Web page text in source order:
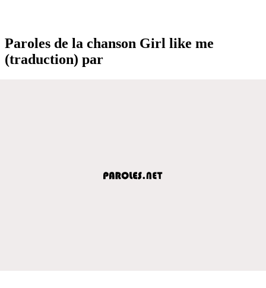
Paroles de la chanson Girl like me
(traduction) par